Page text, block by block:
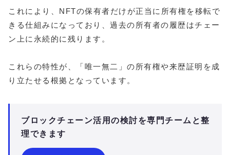
これにより、NFTの保有者だけが正当に所有権を移転で
きる仕組みになっており、過去の所有者の履歴はチェー
ン上に永続的に残ります。
これらの特性が、「唯一無二」の所有権や来歴証明を成
り立たせる根拠となっています。
ブロックチェーン活用の検討を専門チームと整
理できます